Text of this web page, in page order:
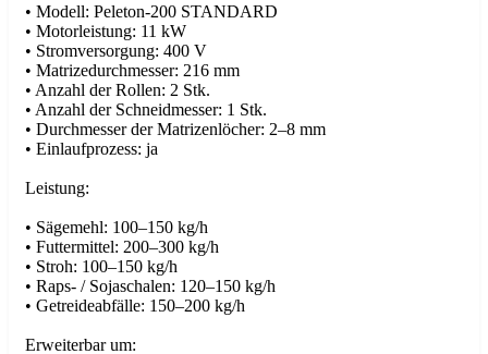
• Modell: Peleton-200 STANDARD
• Motorleistung: 11 kW
• Stromversorgung: 400 V
• Matrizedurchmesser: 216 mm
• Anzahl der Rollen: 2 Stk.
• Anzahl der Schneidmesser: 1 Stk.
• Durchmesser der Matrizenlöcher: 2–8 mm
• Einlaufprozess: ja
Leistung:
• Sägemehl: 100–150 kg/h
• Futtermittel: 200–300 kg/h
• Stroh: 100–150 kg/h
• Raps- / Sojaschalen: 120–150 kg/h
• Getreideabfälle: 150–200 kg/h
Erweiterbar um: